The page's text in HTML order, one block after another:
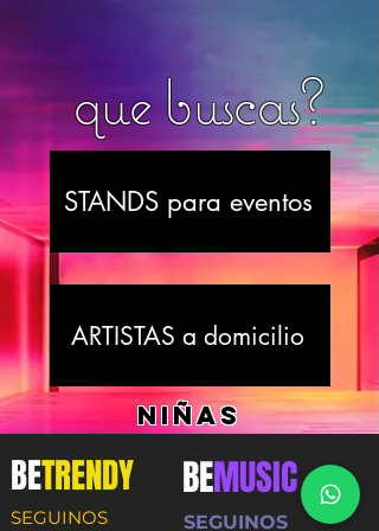
que buscas?
STANDS para eventos
ARTISTAS a domicilio
NIÑAS
BETRENDY
SEGUINOS
BEMUSIC
SEGUINOS